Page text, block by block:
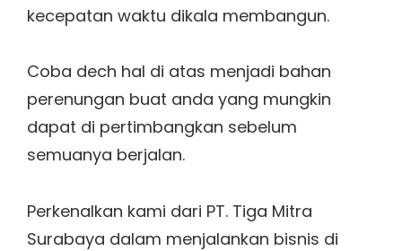
kecepatan waktu dikala membangun.
Coba dech hal di atas menjadi bahan
perenungan buat anda yang mungkin
dapat di pertimbangkan sebelum
semuanya berjalan.
Perkenalkan kami dari PT. Tiga Mitra
Surabaya dalam menjalankan bisnis di